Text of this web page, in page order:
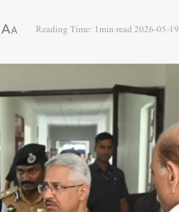
2026-05-19
Reading Time: 1min read
A
A